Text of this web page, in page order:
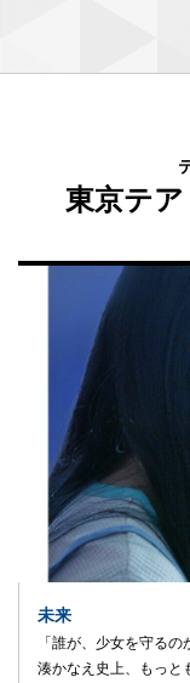
東京テ
未来
「誰が、少女を守るの
湊かなえ史上、もっと